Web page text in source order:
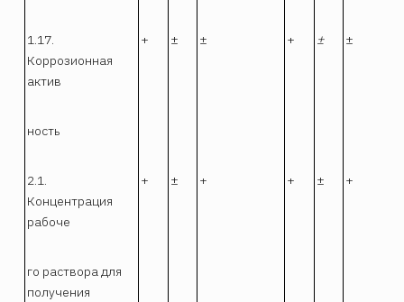
1.17.
Коррозионная
актив
+ ± ± + ± ±
ность
2.1.
Концентрация
рабоче
+ ± + + ± +
го раствора для
получения